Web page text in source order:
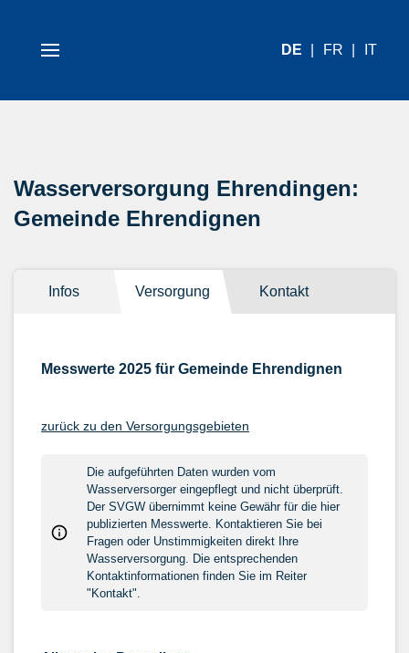
DE FR IT
Wasserversorgung Ehrendingen:
Gemeinde Ehrendignen
Infos Versorgung Kontakt
Messwerte 2025 für Gemeinde Ehrendignen
zurück zu den Versorgungsgebieten
Die aufgeführten Daten wurden vom
Wasserversorger eingepflegt und nicht überprüft.
Der SVGW übernimmt keine Gewähr für die hier
publizierten Messwerte. Kontaktieren Sie bei
Fragen oder Unstimmigkeiten direkt Ihre
Wasserversorgung. Die entsprechenden
Kontaktinformationen finden Sie im Reiter
"Kontakt".